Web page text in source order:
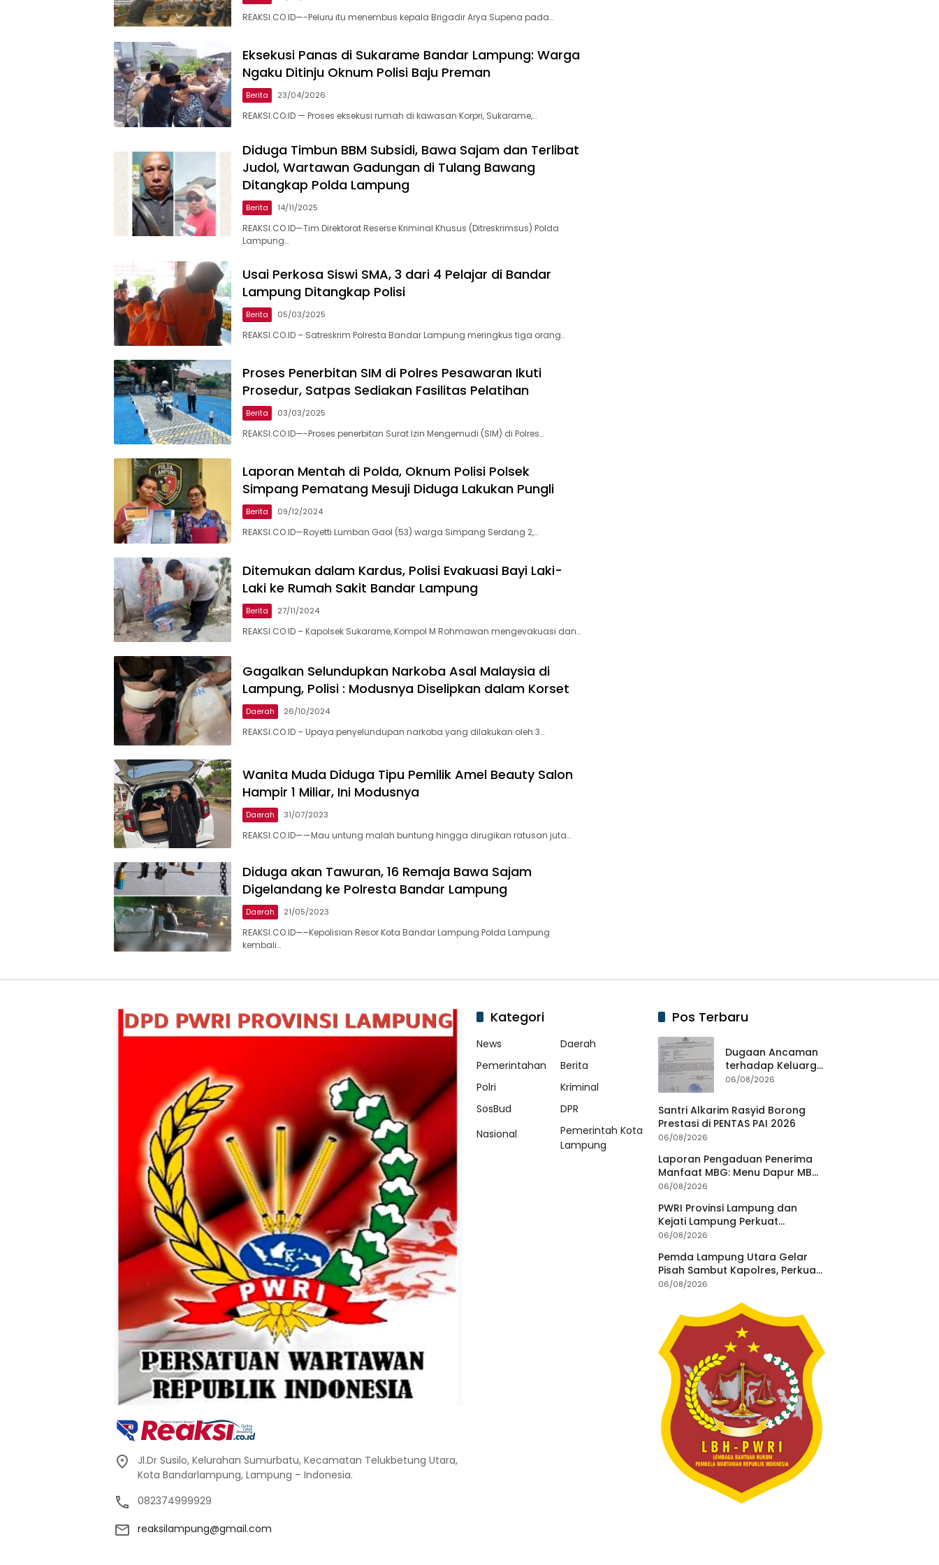
REAKSI.CO.ID—-Peluru itu menembus kepala Brigadir Arya Supena pada…
Eksekusi Panas di Sukarame Bandar Lampung: Warga
Ngaku Ditinju Oknum Polisi Baju Preman
Berita 23/04/2026
REAKSI.CO.ID — Proses eksekusi rumah di kawasan Korpri, Sukarame,…
Diduga Timbun BBM Subsidi, Bawa Sajam dan Terlibat
Judol, Wartawan Gadungan di Tulang Bawang
Ditangkap Polda Lampung
Berita 14/11/2025
REAKSI.CO.ID—Tim Direktorat Reserse Kriminal Khusus (Ditreskrimsus) Polda
Lampung…
Usai Perkosa Siswi SMA, 3 dari 4 Pelajar di Bandar
Lampung Ditangkap Polisi
Berita 05/03/2025
REAKSI.CO.ID – Satreskrim Polresta Bandar Lampung meringkus tiga orang…
Proses Penerbitan SIM di Polres Pesawaran Ikuti
Prosedur, Satpas Sediakan Fasilitas Pelatihan
Berita 03/03/2025
REAKSI.CO.ID—-Proses penerbitan Surat Izin Mengemudi (SIM) di Polres…
Laporan Mentah di Polda, Oknum Polisi Polsek
Simpang Pematang Mesuji Diduga Lakukan Pungli
Berita 09/12/2024
REAKSI.CO.ID—Royetti Lumban Gaol (53) warga Simpang Serdang 2,…
Ditemukan dalam Kardus, Polisi Evakuasi Bayi Laki-
Laki ke Rumah Sakit Bandar Lampung
Berita 27/11/2024
REAKSI.CO.ID – Kapolsek Sukarame, Kompol M Rohmawan mengevakuasi dan…
Gagalkan Selundupkan Narkoba Asal Malaysia di
Lampung, Polisi : Modusnya Diselipkan dalam Korset
Daerah 26/10/2024
REAKSI.CO.ID – Upaya penyelundupan narkoba yang dilakukan oleh 3…
Wanita Muda Diduga Tipu Pemilik Amel Beauty Salon
Hampir 1 Miliar, Ini Modusnya
Daerah 31/07/2023
REAKSI.CO.ID——Mau untung malah buntung hingga dirugikan ratusan juta…
Diduga akan Tawuran, 16 Remaja Bawa Sajam
Digelandang ke Polresta Bandar Lampung
Daerah 21/05/2023
REAKSI.CO.ID—–Kepolisian Resor Kota Bandar Lampung Polda Lampung
kembali…
Jl.Dr Susilo, Kelurahan Sumurbatu, Kecamatan Telukbetung Utara,
Kota Bandarlampung, Lampung – Indonesia.
082374999929
reaksilampung@gmail.com
Kategori
News
Daerah
Pemerintahan
Berita
Polri
Kriminal
SosBud
DPR
Nasional
Pemerintah Kota
Lampung
Pos Terbaru
Dugaan Ancaman
terhadap Keluarga
Pengurus PWI
Legislator dan
Jurnalis
06/08/2026
Santri Alkarim Rasyid Borong
Prestasi di PENTAS PAI 2026
06/08/2026
Laporan Pengaduan Penerima
Manfaat MBG: Menu Dapur MBG
Teratai Lampung Utara Disorot,
Lakukan Investigasi
06/08/2026
PWRI Provinsi Lampung dan
Kejati Lampung Perkuat
Sinergitas Penegakan Hukum
06/08/2026
Pemda Lampung Utara Gelar
Pisah Sambut Kapolres, Perkuat
Sinergi Jaga Kamtibmas
06/08/2026